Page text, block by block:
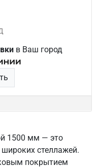
в Ваш город
1500 мм — это
стеллажей.
покрытием